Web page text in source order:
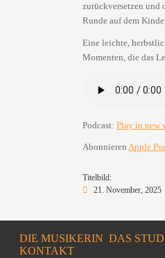
zurückversetzen und
Runde auf dem
Eine leichte,
Momenten, die das
Podcast:Play in new
AbonnierenApple
Titelbild:
21. November, 2025
DIE MUSIKERIN DAS
KONTAKT